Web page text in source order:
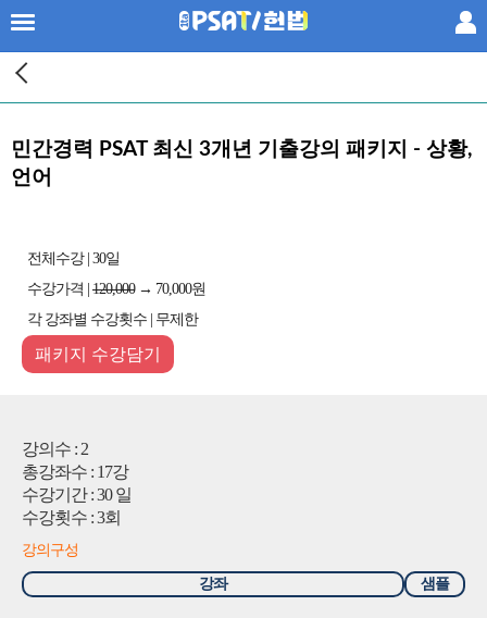
×
프리패스
공부법
패키지
단과
황남기 헌법
강사진
교재
고객센터
민간경력 PSAT 최신 3개년 기출강의 패키지 - 상황,
언어
전체수강 | 30일
수강가격 | 120,000→ 70,000원
각 강좌별 수강횟수 | 무제한
패키지 수강담기
강의수 : 2
총강좌수 : 17강
수강기간 : 30 일
수강횟수 : 3회
강의구성
강좌 샘플